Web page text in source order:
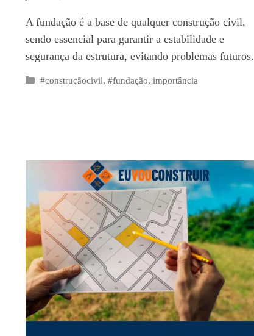
A fundação é a base de qualquer construção civil,
sendo essencial para garantir a estabilidade e
segurança da estrutura, evitando problemas futuros.
Categorias
#construçãocivil,#fundação,importância